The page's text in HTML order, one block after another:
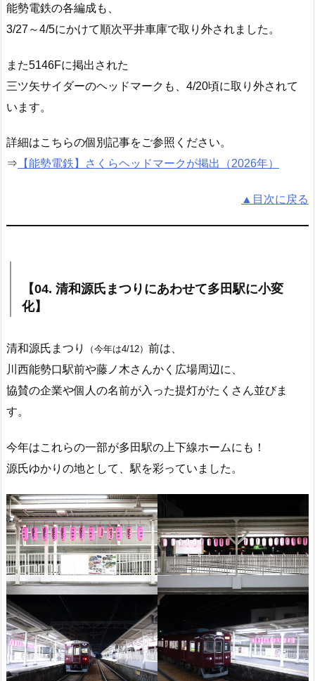
能勢電鉄の各編成も、
3/27～4/5にかけて順次平井車庫で取り外されました。
また5146Fに掲出された
三ツ矢サイダーのヘッドマークも、4/20頃に取り外されて
います。
詳細はこちらの個別記事をご参照ください。
⇒ 【能勢電鉄】さくらヘッドマークが掲出（2026年）
▲目次に戻る
【04. 清和源氏まつりにあわせて多田駅に小変
化】
清和源氏まつり （今年は4/12） 前は、
川西能勢口駅前や藤ノ木さんかく広場周辺に、
協賛の企業や個人の名前が入った提灯がたくさん並びま
す。
今年はこれらの一部が多田駅の上下線ホームにも！
源氏ゆかりの地として、駅を彩っていました。